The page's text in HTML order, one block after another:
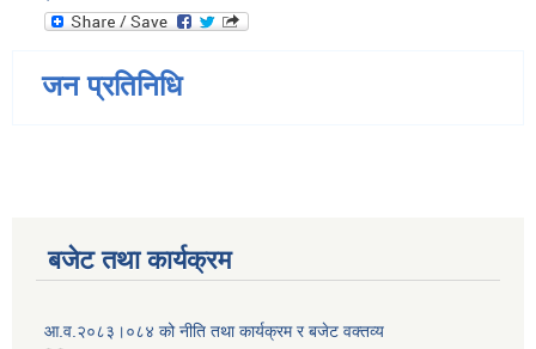
जन प्रतिनिधि
बजेट तथा कार्यक्रम
आ.व.२०८३।०८४ को नीति तथा कार्यक्रम र बजेट वक्तव्य